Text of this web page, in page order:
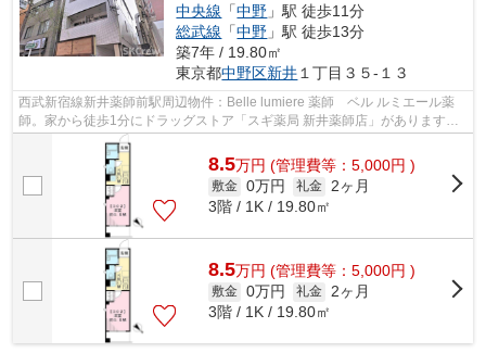
中央線 「中野 」駅 徒歩11分
総武線 「中野 」駅 徒歩13分
築7年 / 19.80㎡
東京都中野区新井 １丁目３５-１３
西武新宿線新井薬師前駅周辺物件：Belle lumiere 薬師 ベル ルミエール薬
師。家から徒歩1分にドラッグストア「スギ薬局 新井薬師店」があります。
初期費用をカードでお支払いいただけ...
8.5万円 (管理費等：5,000円 )
敷金 0万円 礼金 2ヶ月
3階 / 1K / 19.80㎡
8.5万円 (管理費等：5,000円 )
敷金 0万円 礼金 2ヶ月
3階 / 1K / 19.80㎡